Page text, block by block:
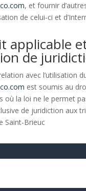
, et fournir
de celui-ci et
applicable
de
avec l’utilisation
est soumis au
où la loi ne le permet
de juridiction aux
Saint-Brieuc